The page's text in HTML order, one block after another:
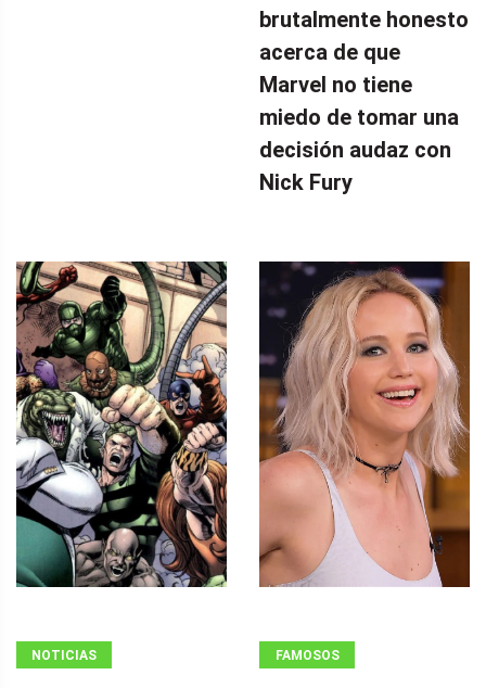
brutalmente honesto
acerca de que
Marvel no tiene
miedo de tomar una
decisión audaz con
Nick Fury
NOTICIAS FAMOSOS